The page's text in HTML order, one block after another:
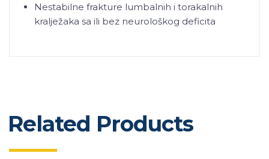
Nestabilne frakture lumbalnih i torakalnih
kralježaka sa ili bez neurološkog deficita
Related Products